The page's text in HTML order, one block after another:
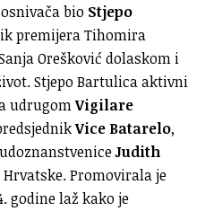
bio Stjepo
premijera Tihomira
Orešković dolaskom i
Stjepo Bartulica aktivni
udrugomVigilare
Vice Batarelo,
Judith
Promovirala je
godine laž kako je